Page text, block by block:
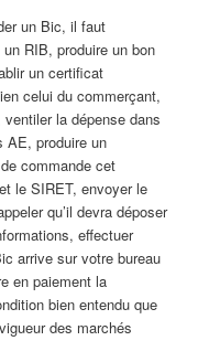
un Bic, il faut
RIB, produire un bon
un certificat
celui du commerçant,
la dépense dans
AE, produire un
commande cet
le SIRET, envoyer le
qu’il devra déposer
effectuer
arrive sur votre bureau
en paiement la
bien entendu que
des marchés